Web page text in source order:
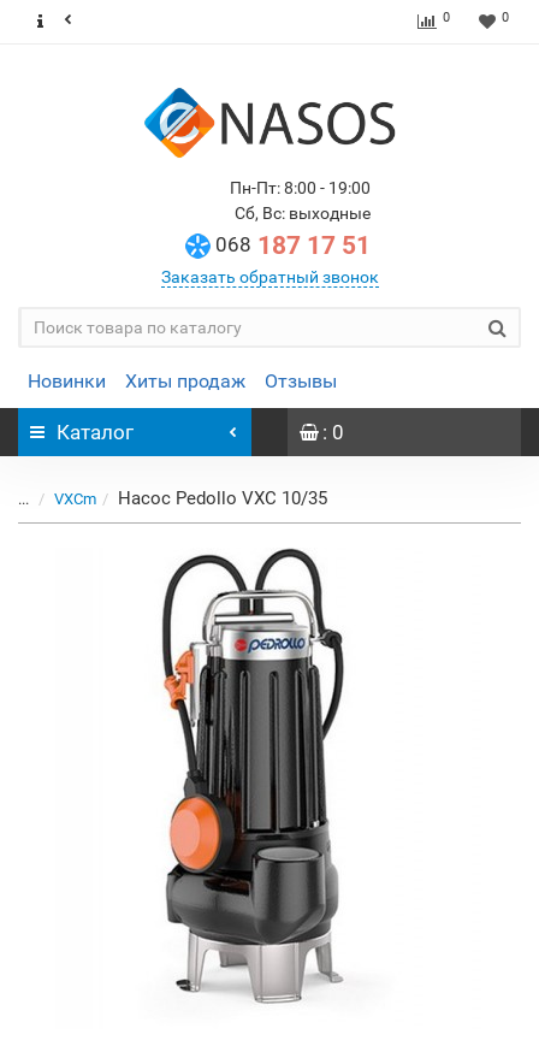
0 0
Пн-Пт: 8:00 - 19:00
Сб, Вс: выходные
068 187 17 51
Заказать обратный звонок
Новинки Хиты продаж Отзывы
Каталог : 0
... VXCm Насос Pedollo VXC 10/35